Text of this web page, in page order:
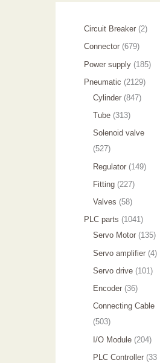
Circuit Breaker 22
产
Connector 6796
7
9
个
Power supply 1851
Pneumatic 21292
Cylinder 8478
Tube 3133
1
个
Solenoid valve
5275
2
Regulator 1491
Fitting 2272
2
7
Valves 585
8
个
产
PLC parts 10411
0
4
1
Servo Motor 1351
3
Servo amplifier 44
Servo drive 101 1
Encoder 363
6
产
Connecting Cable
5035
0
3
I/O Module 2042
0
PLC Controller 33